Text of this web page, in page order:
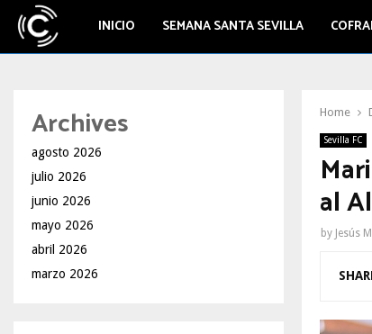
INICIO SEMANA SANTA SEVILLA
Home
Sevilla FC
al
by Jesús
Archives
agosto 2026
julio 2026
junio 2026
mayo 2026
abril 2026
marzo 2026